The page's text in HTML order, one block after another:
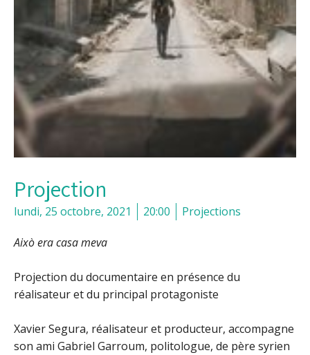
Projection
lundi, 25 octobre, 2021 20:00 Projections
Això era casa meva
Projection du documentaire en présence du
réalisateur et du principal protagoniste
Xavier Segura, réalisateur et producteur, accompagne
son ami Gabriel Garroum, politologue, de père syrien